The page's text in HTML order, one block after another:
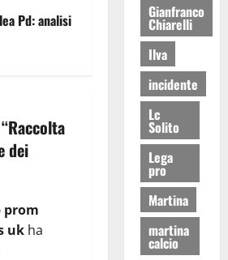
Pd: analisi
Raccolta
dei
prom
uk ha
Gianfranco
Chiarelli
Ilva
incidente
Lc
Solito
Lega
pro
Martina
martina
calcio